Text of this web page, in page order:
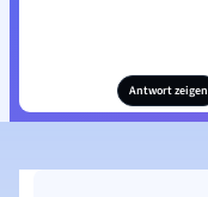
Antwort zeigen